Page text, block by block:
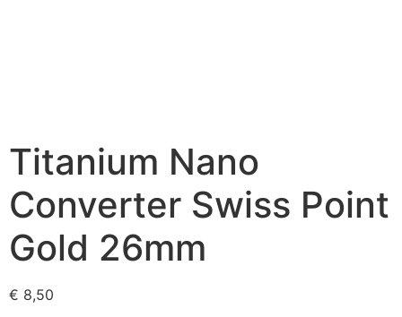
Titanium Nano
Converter Swiss Point
Gold 26mm
€ 8,50